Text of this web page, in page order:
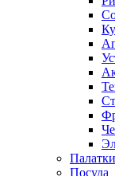
Посуда